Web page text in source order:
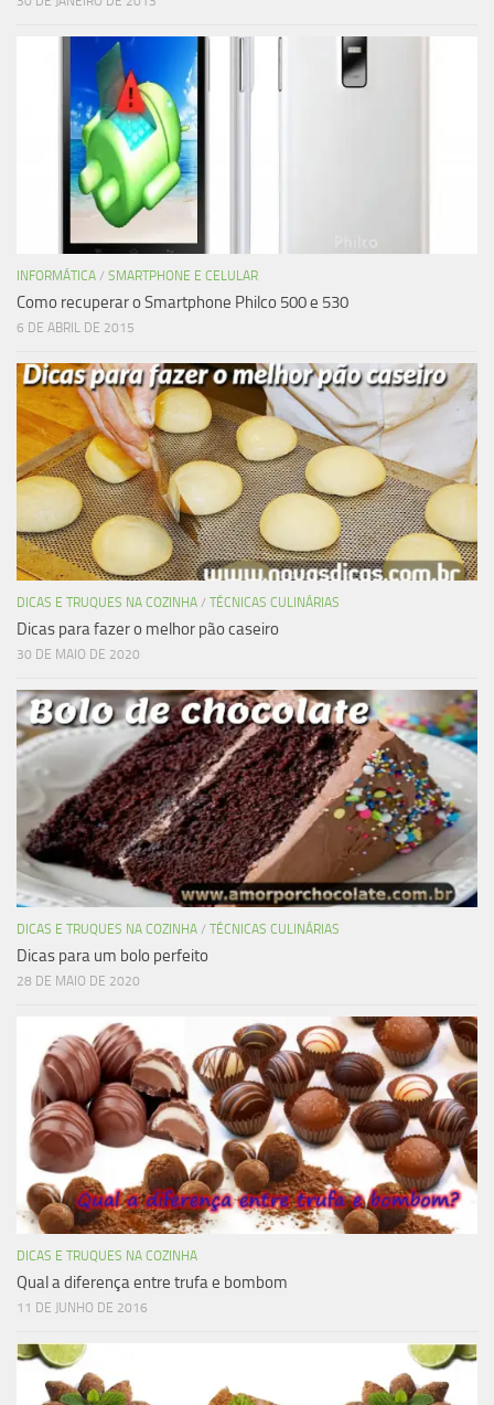
INFORMÁTICA / SMARTPHONE E CELULAR
Como recuperar o Smartphone Philco 500 e 530
6 DE ABRIL DE 2015
DICAS E TRUQUES NA COZINHA / TÉCNICAS CULINÁRIAS
Dicas para fazer o melhor pão caseiro
30 DE MAIO DE 2020
DICAS E TRUQUES NA COZINHA / TÉCNICAS CULINÁRIAS
Dicas para um bolo perfeito
28 DE MAIO DE 2020
DICAS E TRUQUES NA COZINHA
Qual a diferença entre trufa e bombom
11 DE JUNHO DE 2016